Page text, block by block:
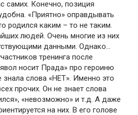
самих. Конечно, позиция
«Приятно» оправдывать
родился каким – то не таким.
людей. Очень многие из них
данными. Однако…
тренинга после
носит Прада» про героиню
слова «НЕТ». Именно это
прочих. Он не знает слова
«невозможно» и т.д. А даже
на них. В его голове